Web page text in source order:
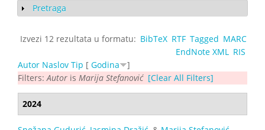
Show
Pretraga
Izvezi 12 rezultata u formatu: BibTeX RTF Tagged MARC
EndNote XML
RIS
Autor Naslov Tip [ Godina
]
Filters: Autor is Marija Stefanović [Clear All Filters]
2024